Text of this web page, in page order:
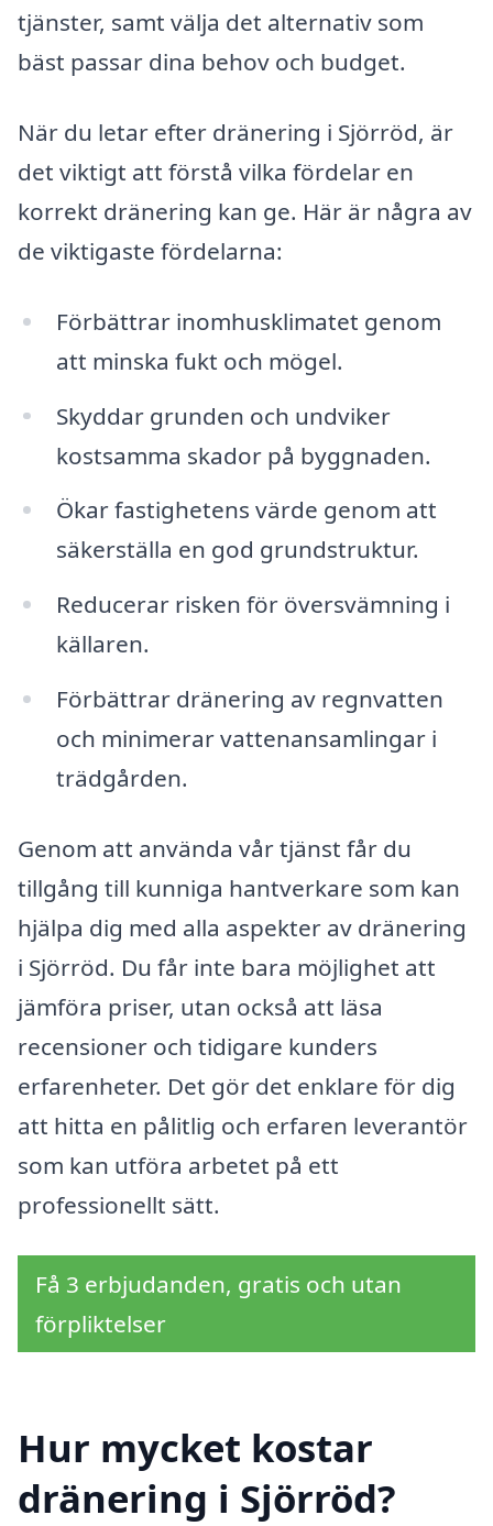
tjänster, samt välja det alternativ som
bäst passar dina behov och budget.
När du letar efter dränering i Sjörröd, är
det viktigt att förstå vilka fördelar en
korrekt dränering kan ge. Här är några av
de viktigaste fördelarna:
Förbättrar inomhusklimatet genom
att minska fukt och mögel.
Skyddar grunden och undviker
kostsamma skador på byggnaden.
Ökar fastighetens värde genom att
säkerställa en god grundstruktur.
Reducerar risken för översvämning i
källaren.
Förbättrar dränering av regnvatten
och minimerar vattenansamlingar i
trädgården.
Genom att använda vår tjänst får du
tillgång till kunniga hantverkare som kan
hjälpa dig med alla aspekter av dränering
i Sjörröd. Du får inte bara möjlighet att
jämföra priser, utan också att läsa
recensioner och tidigare kunders
erfarenheter. Det gör det enklare för dig
att hitta en pålitlig och erfaren leverantör
som kan utföra arbetet på ett
professionellt sätt.
Få 3 erbjudanden, gratis och utan
förpliktelser
Hur mycket kostar
dränering i Sjörröd?